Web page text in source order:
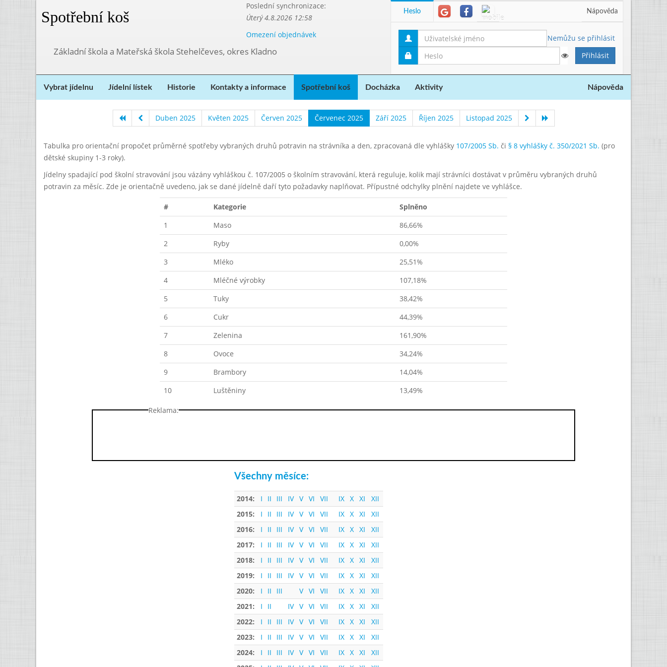
Spotřební koš
Poslední synchronizace:
Úterý 4.8.2026 12:58
Omezení objednávek
Základní škola a Mateřská škola Stehelčeves, okres Kladno
Heslo Nápověda
Nemůžu se přihlásit
Vybrat jídelnu Jídelní lístek Historie Kontakty a informace Spotřební koš Docházka Aktivity Nápověda
Duben 2025 Květen 2025 Červen 2025 Červenec 2025 Září 2025 Říjen 2025 Listopad 2025
Tabulka pro orientační propočet průměrné spotřeby vybraných druhů potravin na strávníka a den, zpracovaná dle vyhlášky 107/2005 Sb. či § 8 vyhlášky č. 350/2021 Sb. (pro
dětské skupiny 1-3 roky).
Jídelny spadající pod školní stravování jsou vázány vyhláškou č. 107/2005 o školním stravování, která reguluje, kolik mají strávníci dostávat v průměru vybraných druhů
potravin za měsíc. Zde je orientačně uvedeno, jak se dané jídelně daří tyto požadavky naplňovat. Přípustné odchylky plnění najdete ve vyhlášce.
# Kategorie
Splněno
1
Maso
86,66%
2
Ryby
0,00%
3
Mléko
25,51%
4
Mléčné výrobky
107,18%
5
Tuky
38,42%
6
Cukr
44,39%
7
Zelenina
161,90%
8
Ovoce
34,24%
9
Brambory
14,04%
10
Luštěniny 13,49%
Reklama:
Všechny měsíce:
2014: I II III IV V VI VII IX X XI
XII
2015:
I II III IV V VI VII IX X XI
XII
2016:
I II III IV V VI VII IX X XI
XII
2017:
I II III IV V VI VII IX X XI
XII
2018:
I II III IV V VI VII IX X XI
XII
2019:
I II III IV V VI VII IX X XI
XII
2020:
I II III V VI VII IX X XI
XII
2021:
I II IV V VI VII IX X XI
XII
2022:
I II III IV V VI VII IX X XI
XII
2023:
I II III IV V VI VII IX X XI
XII
2024:
I II III IV V VI VII IX X XI
XII